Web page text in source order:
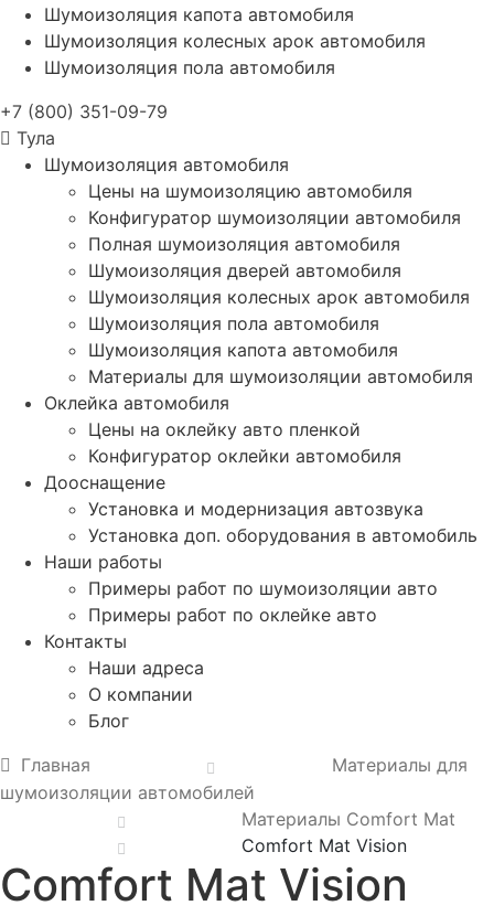
Шумоизоляция капота автомобиля
Шумоизоляция колесных арок автомобиля
Шумоизоляция пола автомобиля
+7 (800) 351-09-79
Тула
Шумоизоляция автомобиля
Цены на шумоизоляцию автомобиля
Конфигуратор шумоизоляции автомобиля
Полная шумоизоляция автомобиля
Шумоизоляция дверей автомобиля
Шумоизоляция колесных арок автомобиля
Шумоизоляция пола автомобиля
Шумоизоляция капота автомобиля
Материалы для шумоизоляции автомобиля
Оклейка автомобиля
Цены на оклейку авто пленкой
Конфигуратор оклейки автомобиля
Дооснащение
Установка и модернизация автозвука
Установка доп. оборудования в автомобиль
Наши работы
Примеры работ по шумоизоляции авто
Примеры работ по оклейке авто
Контакты
Наши адреса
О компании
Блог
Главная
Материалы для
шумоизоляции автомобилей
Материалы Comfort Mat
Comfort Mat Vision
Comfort Mat Vision